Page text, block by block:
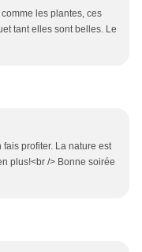
les plantes, ces
tant elles sont belles. Le
profiter. La nature est
plus!<br /> Bonne soirée